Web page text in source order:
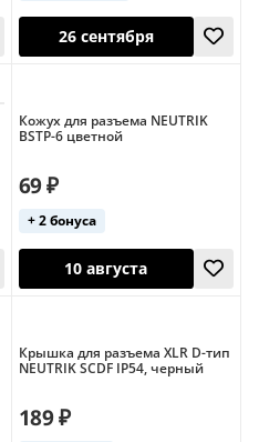
Кожух для разъема NEUTRIK
BSTP-6 цветной
69 ₽
+ 2 бонуса
10 августа
Крышка для разъема XLR D-тип
NEUTRIK SCDF IP54, черный
189 ₽